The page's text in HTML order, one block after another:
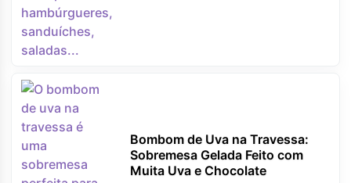
Bombom de Uva na Travessa:
Sobremesa Gelada Feito com
Muita Uva e Chocolate